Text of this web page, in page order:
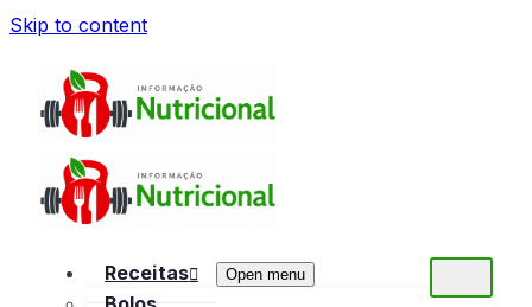
Skip to content
Receitas Open menu